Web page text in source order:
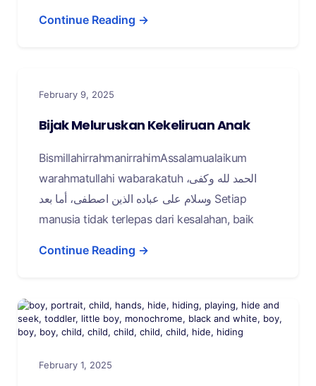
Continue Reading →
February 9, 2025
Bijak Meluruskan Kekeliruan Anak
BismillahirrahmanirrahimAssalamualaikum
warahmatullahi wabarakatuh الحمد لله وكفى،
وسلام على عباده الذين اصطفى، أما بعد Setiap
manusia tidak terlepas dari kesalahan, baik
Continue Reading →
February 1, 2025